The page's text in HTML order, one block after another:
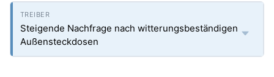
Steigende Nachfrage nach witterungsbeständigen
Außensteckdosen